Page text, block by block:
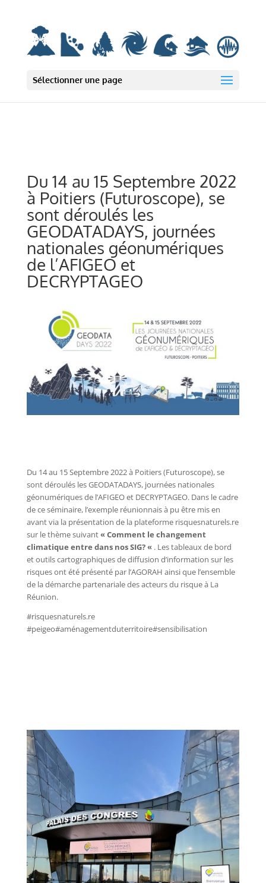
/var/www/html/wp-includes/functions.php on line 6131
Sélectionner une page
Du 14 au 15 Septembre 2022
à Poitiers (Futuroscope), se
sont déroulés les
GEODATADAYS, journées
nationales géonumériques
de l’AFIGEO et
DECRYPTAGEO
Du 14 au 15 Septembre 2022 à Poitiers (Futuroscope), se
sont déroulés les GEODATADAYS, journées nationales
géonumériques de l’AFIGEO et DECRYPTAGEO. Dans le cadre
de ce séminaire, l’exemple réunionnais à pu être mis en
avant via la présentation de la plateforme risquesnaturels.re
sur le thème suivant« Comment le changement
climatique entre dans nos SIG? « . Les tableaux de bord
et outils cartographiques de diffusion d’information sur les
risques ont été présenté par l’AGORAH ainsi que l’ensemble
de la démarche partenariale des acteurs du risque à La
Réunion.
#risquesnaturels.re
#peigeo#aménagementduterritoire#sensibilisation